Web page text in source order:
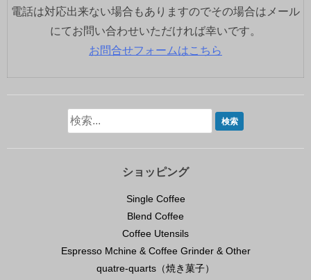
電話は対応出来ない場合もありますのでその場合はメール
にてお問い合わせいただければ幸いです。
お問合せフォームはこちら
ショッピング
Single Coffee
Blend Coffee
Coffee Utensils
Espresso Mchine & Coffee Grinder & Other
quatre-quarts（焼き菓子）